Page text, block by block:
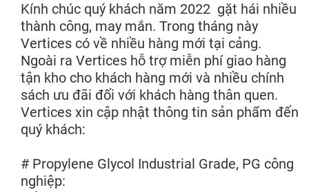
Kính chúc quý khách năm 2022 gặt hái nhiều
thành công, may mắn. Trong tháng này
Vertices có về nhiều hàng mới tại cảng.
Ngoài ra Vertices hỗ trợ miễn phí giao hàng
tận kho cho khách hàng mới và nhiều chính
sách ưu đãi đối với khách hàng thân quen.
Vertices xin cập nhật thông tin sản phẩm đến
quý khách:
# Propylene Glycol Industrial Grade, PG công
nghiệp: